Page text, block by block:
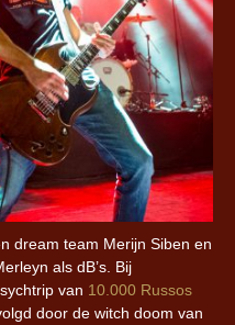
dream team Merijn Siben en
als dB’s. Bij
van 10.000 Russos
door de witch doom van